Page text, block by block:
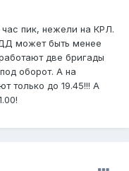
пик, нежели на КРЛ.
может быть менее
две бригады
оборот. А на
только до 19.45!!! А